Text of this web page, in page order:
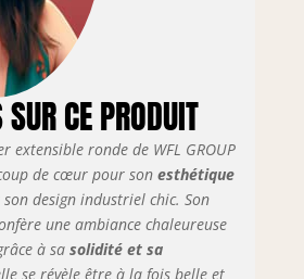
CE PRODUIT
extensible ronde de WFL GROUP
de cœur pour son esthétique
design industriel chic. Son
une ambiance chaleureuse
à sa solidité et sa
se révèle être à la fois belle et